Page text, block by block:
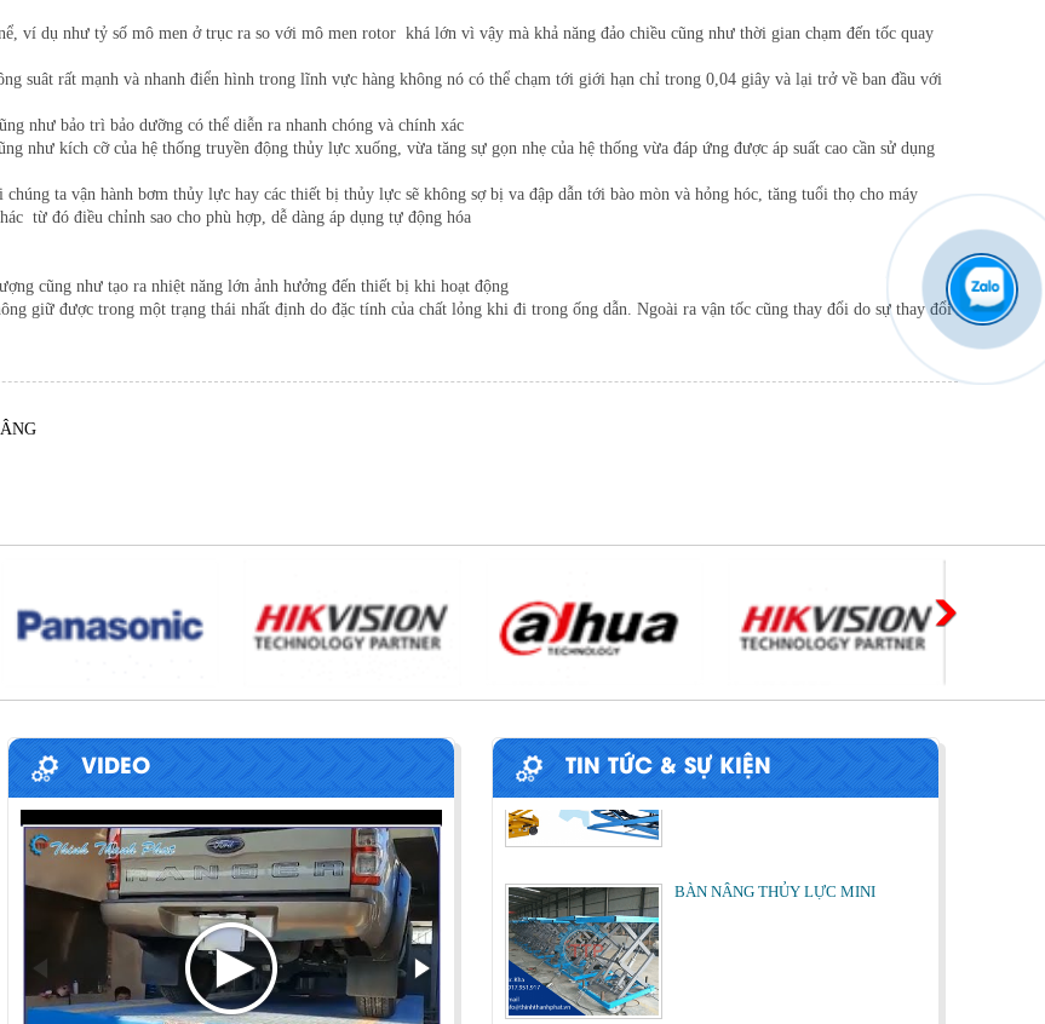
ví dụ như tỷ số mô men ở trục ra so với mô men rotor khá lớn vì vậy mà khả năng đảo chiều cũng như thời gian chạm đến tốc quay
suât rất mạnh và nhanh điển hình trong lĩnh vực hàng không nó có thể chạm tới giới hạn chỉ trong 0,04 giây và lại trở về ban đầu với
như bảo trì bảo dưỡng có thể diễn ra nhanh chóng và chính xác
như kích cỡ của hệ thống truyền động thủy lực xuống, vừa tăng sự gọn nhẹ của hệ thống vừa đáp ứng được áp suất cao cần sử dụng
ta vận hành bơm thủy lực hay các thiết bị thủy lực sẽ không sợ bị va đập dẫn tới bào mòn và hỏng hóc, tăng tuổi thọ cho máy
từ đó điều chỉnh sao cho phù hợp, dễ dàng áp dụng tự động hóa
cũng như tạo ra nhiệt năng lớn ảnh hưởng đến thiết bị khi hoạt động
giữ được trong một trạng thái nhất định do đặc tính của chất lỏng khi đi trong ống dẫn. Ngoài ra vận tốc cũng thay đổi do sự thay đổi
VIDEO TIN TỨC & SỰ KIỆN
LỰC
Cùng tìm hiểu về ứng dụng của bàn nâng
thủy lực trong các lĩnh vực, ngành nghề.